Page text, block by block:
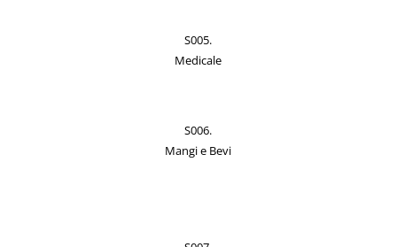
S005.
Medicale
S006.
Mangi e Bevi